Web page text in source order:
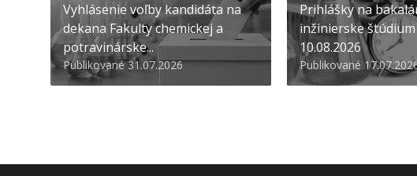
Vyhlásenie voľby kandidáta na
dekana Fakulty chemickej a
potravinárske...
Publikované 31.07.2026
Prihlášky na
inžinierske
10.08.2026
Publikované